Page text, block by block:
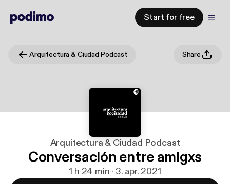
Start for free
Arquitectura & Ciudad Podcast Share
Arquitectura & Ciudad Podcast
Conversación entre amigxs
1 h 24 min · 3. apr. 2021